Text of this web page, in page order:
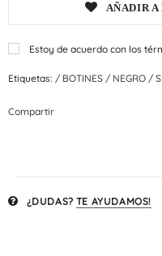
AÑADIR
Estoy de acuerdo con los
Etiquetas: / BOTINES / NEGRO /
Compartir
¿DUDAS? TE AYUDAMOS!